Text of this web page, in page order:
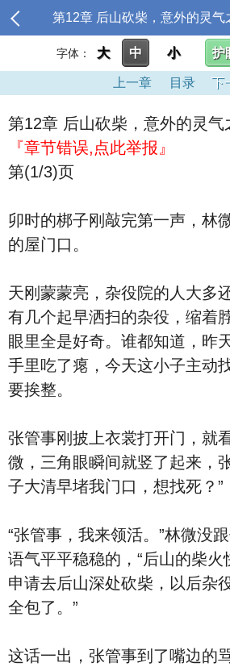
第12章 后山砍柴，意外的灵气
字体： 大 中 小 护
上一章 目录 下
第12章 后山砍柴，意外的灵气
『章节错误,点此举报』
第(1/3)页
卯时的梆子刚敲完第一声，林
的屋门口。
天刚蒙蒙亮，杂役院的人大多
有几个起早洒扫的杂役，缩着
眼里全是好奇。谁都知道，昨
手里吃了瘪，今天这小子主动
要挨整。
张管事刚披上衣裳打开门，就
微，三角眼瞬间就竖了起来，
子大清早堵我门口，想找死？”
“张管事，我来领活。”林微没
语气平平稳稳的，“后山的柴火
申请去后山深处砍柴，以后杂
全包了。”
这话一出，张管事到了嘴边的